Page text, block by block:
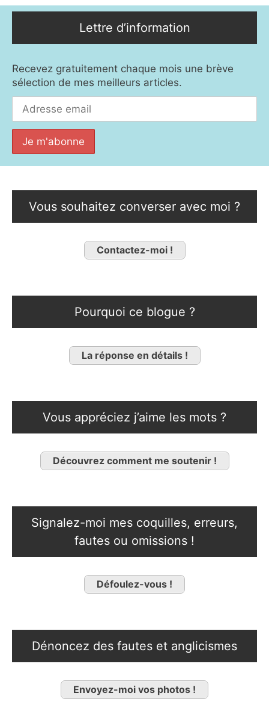
Lettre d’information
Recevez gratuitement chaque mois une brève
sélection de mes meilleurs articles.
Vous souhaitez converser avec moi ?
Contactez-moi !
Pourquoi ce blogue ?
La réponse en détails !
Vous appréciez j’aime les mots ?
Découvrez comment me soutenir !
Signalez-moi mes coquilles, erreurs,
fautes ou omissions !
Défoulez-vous !
Dénoncez des fautes et anglicismes
Envoyez-moi vos photos !